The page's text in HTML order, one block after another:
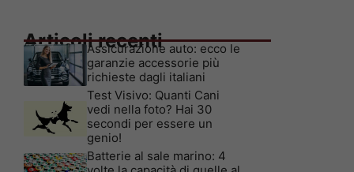
Articoli recenti
Assicurazione auto: ecco le
garanzie accessorie più
richieste dagli italiani
Test Visivo: Quanti Cani
vedi nella foto? Hai 30
secondi per essere un
genio!
Batterie al sale marino: 4